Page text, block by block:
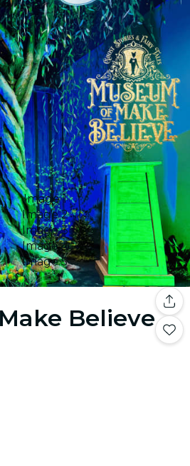
Image 1
Image 2
Image 3
Image 4
Image 5
Believe